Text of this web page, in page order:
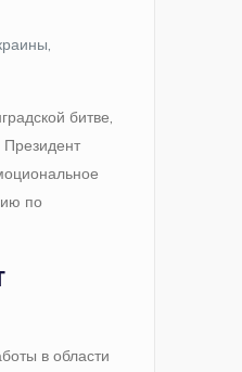
битве,
по
в области